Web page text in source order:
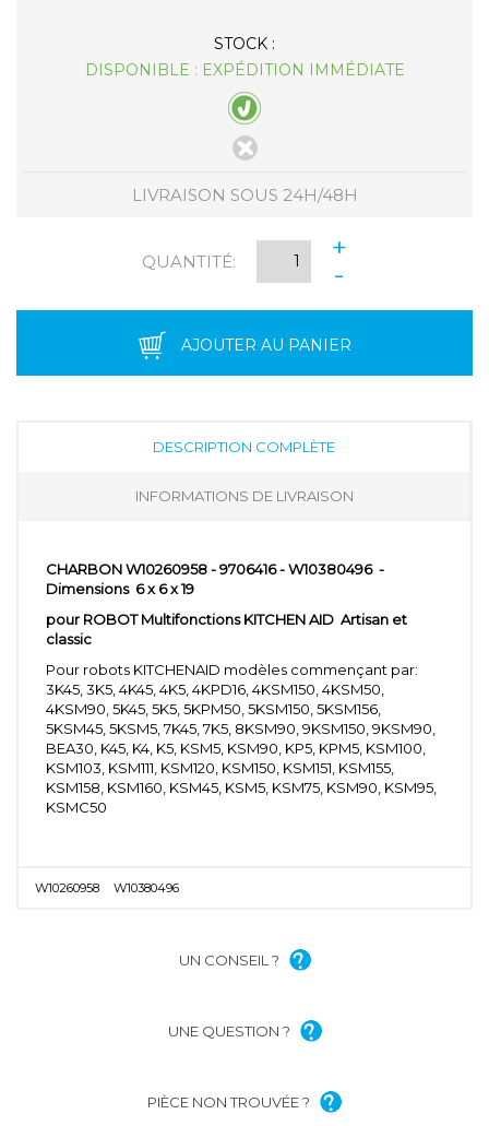
STOCK :
DISPONIBLE : EXPÉDITION IMMÉDIATE
LIVRAISON SOUS 24H/48H
QUANTITÉ:
+
-
AJOUTER AU PANIER
DESCRIPTION COMPLÈTE
INFORMATIONS DE LIVRAISON
CHARBON W10260958 - 9706416 - W10380496 -
Dimensions 6 x 6 x 19
pour ROBOT Multifonctions KITCHEN AID Artisan et
classic
Pour robots KITCHENAID modèles commençant par:
3K45, 3K5, 4K45, 4K5, 4KPD16, 4KSM150, 4KSM50,
4KSM90, 5K45, 5K5, 5KPM50, 5KSM150, 5KSM156,
5KSM45, 5KSM5, 7K45, 7K5, 8KSM90, 9KSM150, 9KSM90,
BEA30, K45, K4, K5, KSM5, KSM90, KP5, KPM5, KSM100,
KSM103, KSM111, KSM120, KSM150, KSM151, KSM155,
KSM158, KSM160, KSM45, KSM5, KSM75, KSM90, KSM95,
KSMC50
W10260958 W10380496
UN CONSEIL ?
UNE QUESTION ?
PIÈCE NON TROUVÉE ?